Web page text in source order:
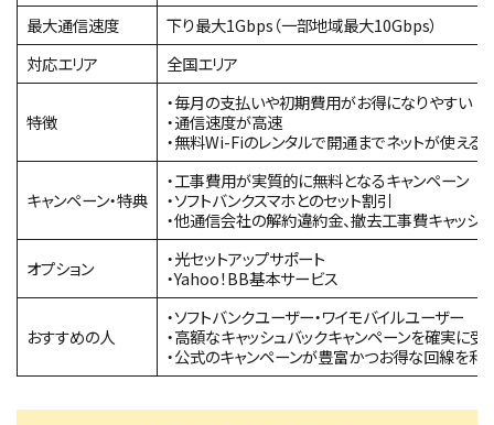
最大通信速度
下り最大1Gbps（一部地域最大10Gbps）
対応エリア
全国エリア
特徴
・毎月の支払いや初期費用がお得になりやすい
・通信速度が高速
・無料Wi-Fiのレンタルで開通までネットが使える
キャンペーン・特典
・工事費用が実質的に無料となるキャンペーン
・ソフトバンクスマホとのセット割引
・他通信会社の解約違約金、撤去工事費キャッシ
オプション
・光セットアップサポート
・Yahoo！BB基本サービス
おすすめの人
・ソフトバンクユーザー・ワイモバイルユーザー
・高額なキャッシュバックキャンペーンを確実に受
・公式のキャンペーンが豊富かつお得な回線を利